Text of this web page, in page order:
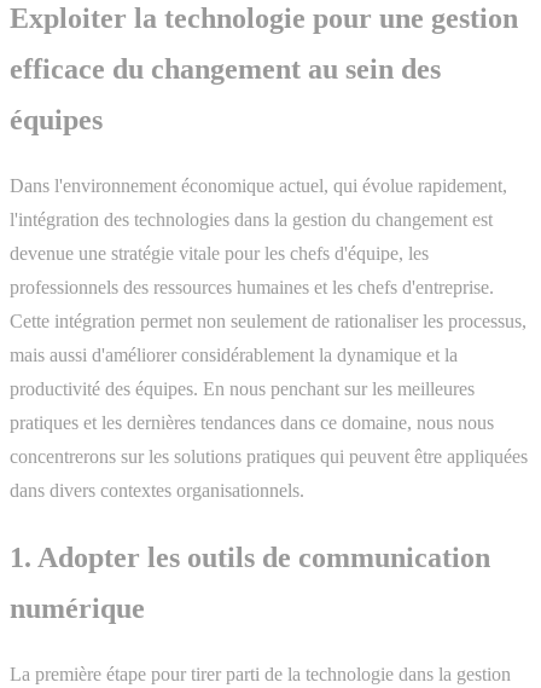
Exploiter la technologie pour une gestion
efficace du changement au sein des
équipes
Dans l'environnement économique actuel, qui évolue rapidement,
l'intégration des technologies dans la gestion du changement est
devenue une stratégie vitale pour les chefs d'équipe, les
professionnels des ressources humaines et les chefs d'entreprise.
Cette intégration permet non seulement de rationaliser les processus,
mais aussi d'améliorer considérablement la dynamique et la
productivité des équipes. En nous penchant sur les meilleures
pratiques et les dernières tendances dans ce domaine, nous nous
concentrerons sur les solutions pratiques qui peuvent être appliquées
dans divers contextes organisationnels.
1. Adopter les outils de communication
numérique
La première étape pour tirer parti de la technologie dans la gestion